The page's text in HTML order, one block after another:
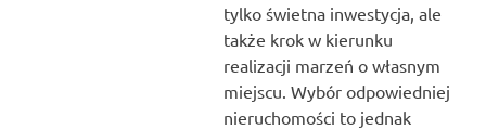
tylko świetna inwestycja, ale
także krok w kierunku
realizacji marzeń o własnym
miejscu. Wybór odpowiedniej
nieruchomości to jednak